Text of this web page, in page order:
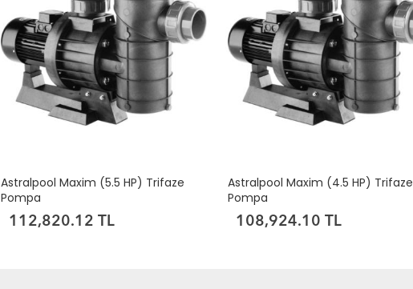
Astralpool Maxim (5.5 HP) Trifaze
Pompa
112,820.12 TL
Astralpool Maxim (4.5 HP) Trifaze
Pompa
108,924.10 TL